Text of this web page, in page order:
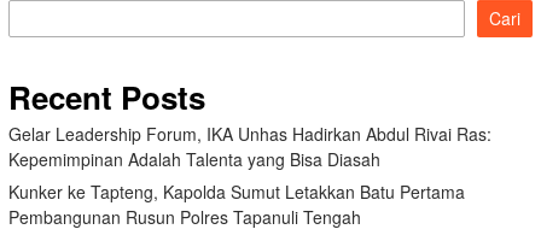
Cari
Recent Posts
Gelar Leadership Forum, IKA Unhas Hadirkan Abdul Rivai Ras:
Kepemimpinan Adalah Talenta yang Bisa Diasah
Kunker ke Tapteng, Kapolda Sumut Letakkan Batu Pertama
Pembangunan Rusun Polres Tapanuli Tengah